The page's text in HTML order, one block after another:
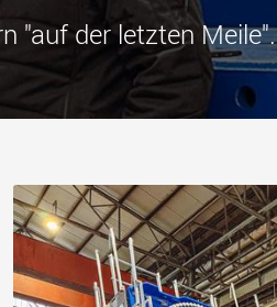
"auf der letzten Meile".